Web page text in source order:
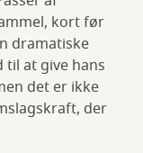
kort før
dramatiske
at give hans
det er ikke
der